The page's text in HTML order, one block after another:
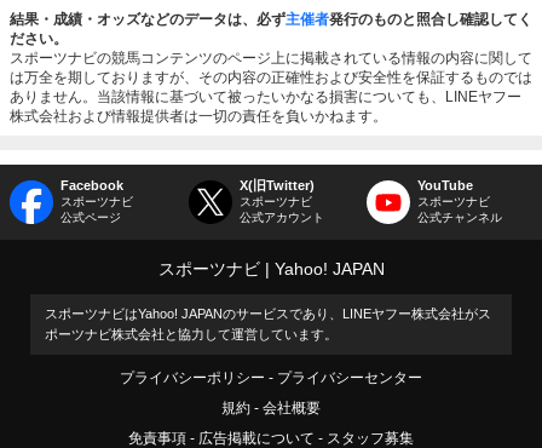
結果・成績・オッズなどのデータは、必ず主催者発行のものと照合し確認してく
ださい。
スポーツナビの競馬コンテンツのページ上に掲載されている情報の内容に関して
は万全を期しておりますが、その内容の正確性および安全性を保証するものでは
ありません。当該情報に基づいて被ったいかなる損害についても、LINEヤフー
株式会社および情報提供者は一切の責任を負いかねます。
Facebook
スポーツナビ
公式ページ
X(旧Twitter)
スポーツナビ
公式アカウント
YouTube
スポーツナビ
公式チャンネル
スポーツナビ Yahoo! JAPAN
スポーツナビはYahoo! JAPANのサービスであり、LINEヤフー株式会社がス
ポーツナビ株式会社と協力して運営しています。
プライバシーポリシー
プライバシーセンター
規約
会社概要
免責事項
広告掲載について スタッフ募集